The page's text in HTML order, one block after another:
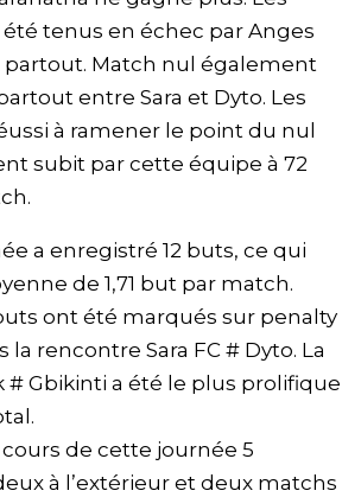
tenus en échec par Anges
partout. Match nul également
entre Sara et Dyto. Les
à ramener le point du nul
subit par cette équipe à 72
a enregistré 12 buts, ce qui
de 1,71 but par match.
ont été marqués sur penalty
rencontre Sara FC # Dyto. La
# Gbikinti a été le plus prolifique
de cette journée 5
à l’extérieur et deux matchs